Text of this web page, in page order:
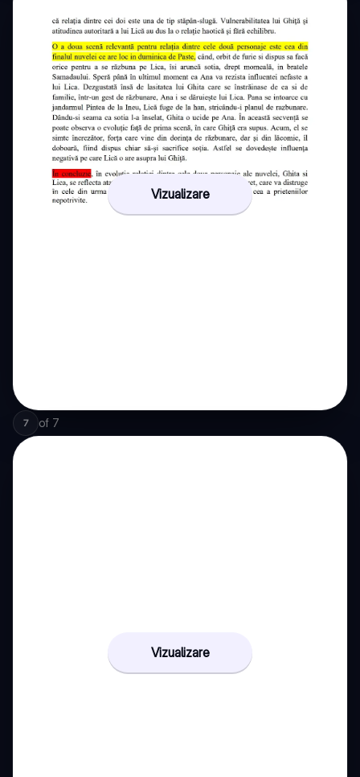
Vizualizare
7 of 7
Vizualizare